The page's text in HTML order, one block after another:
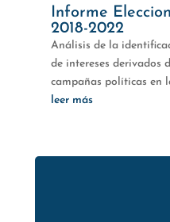
Informe
2018-2022
Análisis de la
de intereses derivados
campañas políticas en
leer más